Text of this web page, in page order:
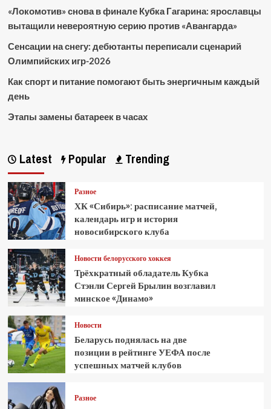
«Локомотив» снова в финале Кубка Гагарина: ярославцы
вытащили невероятную серию против «Авангарда»
Сенсации на снегу: дебютанты переписали сценарий
Олимпийских игр-2026
Как спорт и питание помогают быть энергичным каждый
день
Этапы замены батареек в часах
Latest Popular Trending
Разное
ХК «Сибирь»: расписание матчей,
календарь игр и история
новосибирского клуба
Новости белорусского хоккея
Трёхкратный обладатель Кубка
Стэнли Сергей Брылин возглавил
минское «Динамо»
Новости
Беларусь поднялась на две
позиции в рейтинге УЕФА после
успешных матчей клубов
Разное